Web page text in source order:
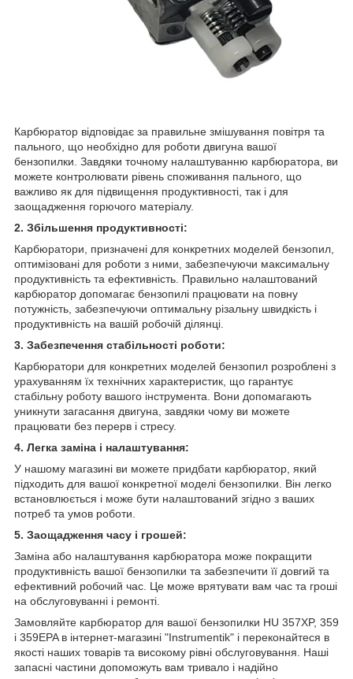
Карбюратор відповідає за правильне змішування повітря та
пального, що необхідно для роботи двигуна вашої
бензопилки. Завдяки точному налаштуванню карбюратора, ви
можете контролювати рівень споживання пального, що
важливо як для підвищення продуктивності, так і для
заощадження горючого матеріалу.
2. Збільшення продуктивності:
Карбюратори, призначені для конкретних моделей бензопил,
оптимізовані для роботи з ними, забезпечуючи максимальну
продуктивність та ефективність. Правильно налаштований
карбюратор допомагає бензопилі працювати на повну
потужність, забезпечуючи оптимальну різальну швидкість і
продуктивність на вашій робочій ділянці.
3. Забезпечення стабільності роботи:
Карбюратори для конкретних моделей бензопил розроблені з
урахуванням їх технічних характеристик, що гарантує
стабільну роботу вашого інструмента. Вони допомагають
уникнути загасання двигуна, завдяки чому ви можете
працювати без перерв і стресу.
4. Легка заміна і налаштування:
У нашому магазині ви можете придбати карбюратор, який
підходить для вашої конкретної моделі бензопилки. Він легко
встановлюється і може бути налаштований згідно з ваших
потреб та умов роботи.
5. Заощадження часу і грошей:
Заміна або налаштування карбюратора може покращити
продуктивність вашої бензопилки та забезпечити її довгий та
ефективний робочий час. Це може врятувати вам час та гроші
на обслуговуванні і ремонті.
Замовляйте карбюратор для вашої бензопилки HU 357XP, 359
і 359EPA в інтернет-магазині "Instrumentik" і переконайтеся в
якості наших товарів та високому рівні обслуговування. Наші
запасні частини допоможуть вам тривало і надійно